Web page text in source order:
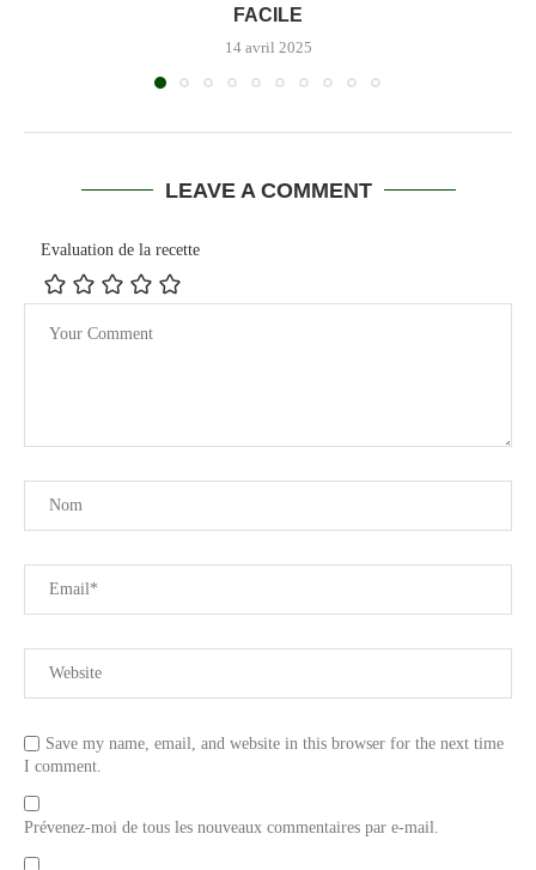
FACILE
14 avril 2025
LEAVE A COMMENT
Evaluation de la recette
Save my name, email, and website in this browser for the next time
I comment.
Prévenez-moi de tous les nouveaux commentaires par e-mail.